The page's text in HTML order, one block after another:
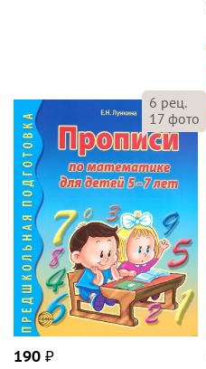
6 рец.
17 фото
190 ₽